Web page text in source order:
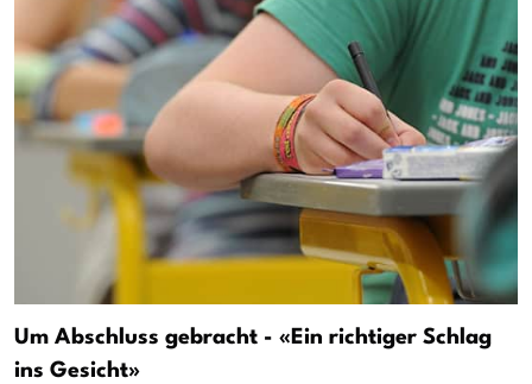
Um Abschluss gebracht - «Ein richtiger Schlag
ins Gesicht»